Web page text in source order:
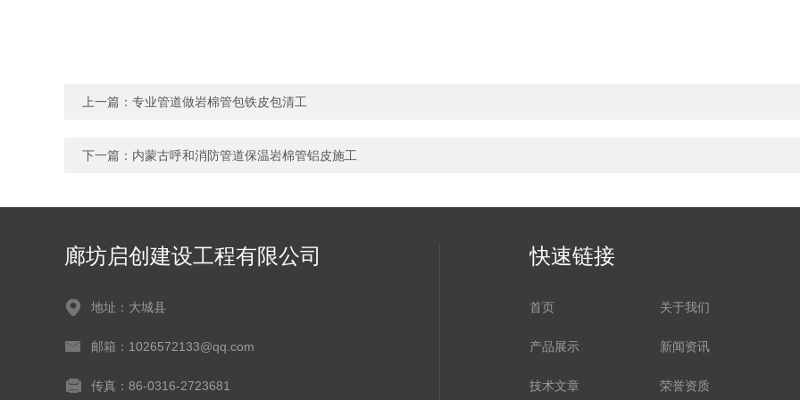
上一篇： 专业管道做岩棉管包铁皮包清工
下一篇： 内蒙古呼和消防管道保温岩棉管铝皮施工
廊坊启创建设工程有限公司
地址：大城县
邮箱：1026572133@qq.com
传真：86-0316-2723681
快速链接
首页 关于我们
产品展示 新闻资讯
技术文章 荣誉资质